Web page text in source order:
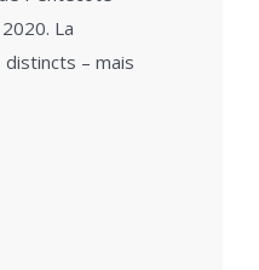
La
– mais